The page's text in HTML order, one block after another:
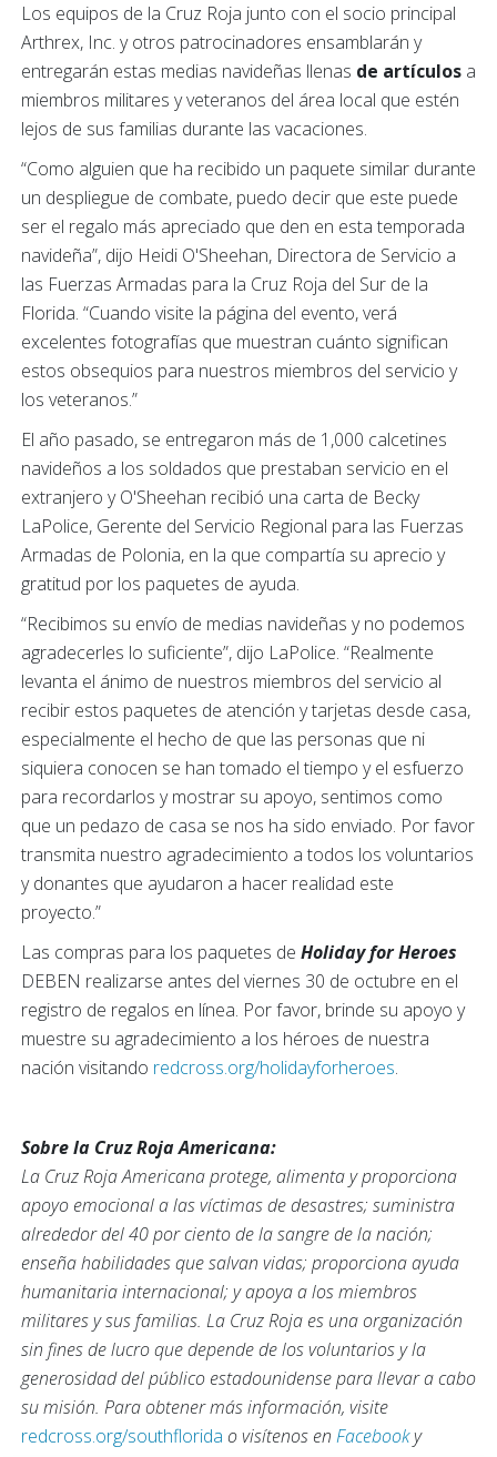
Los equipos de la Cruz Roja junto con el socio principal
Arthrex, Inc. y otros patrocinadores ensamblarán y
entregarán estas medias navideñas llenas de artículos a
miembros militares y veteranos del área local que estén
lejos de sus familias durante las vacaciones.
“Como alguien que ha recibido un paquete similar durante
un despliegue de combate, puedo decir que este puede
ser el regalo más apreciado que den en esta temporada
navideña”, dijo Heidi O'Sheehan, Directora de Servicio a
las Fuerzas Armadas para la Cruz Roja del Sur de la
Florida. “Cuando visite la página del evento, verá
excelentes fotografías que muestran cuánto significan
estos obsequios para nuestros miembros del servicio y
los veteranos.”
El año pasado, se entregaron más de 1,000 calcetines
navideños a los soldados que prestaban servicio en el
extranjero y O'Sheehan recibió una carta de Becky
LaPolice, Gerente del Servicio Regional para las Fuerzas
Armadas de Polonia, en la que compartía su aprecio y
gratitud por los paquetes de ayuda.
“Recibimos su envío de medias navideñas y no podemos
agradecerles lo suficiente”, dijo LaPolice. “Realmente
levanta el ánimo de nuestros miembros del servicio al
recibir estos paquetes de atención y tarjetas desde casa,
especialmente el hecho de que las personas que ni
siquiera conocen se han tomado el tiempo y el esfuerzo
para recordarlos y mostrar su apoyo, sentimos como
que un pedazo de casa se nos ha sido enviado. Por favor
transmita nuestro agradecimiento a todos los voluntarios
y donantes que ayudaron a hacer realidad este
proyecto.”
Las compras para los paquetes de Holiday for Heroes
DEBEN realizarse antes del viernes 30 de octubre en el
registro de regalos en línea. Por favor, brinde su apoyo y
muestre su agradecimiento a los héroes de nuestra
nación visitando redcross.org/holidayforheroes.
Sobre la Cruz Roja Americana:
La Cruz Roja Americana protege, alimenta y proporciona
apoyo emocional a las víctimas de desastres; suministra
alrededor del 40 por ciento de la sangre de la nación;
enseña habilidades que salvan vidas; proporciona ayuda
humanitaria internacional; y apoya a los miembros
militares y sus familias. La Cruz Roja es una organización
sin fines de lucro que depende de los voluntarios y la
generosidad del público estadounidense para llevar a cabo
su misión. Para obtener más información, visite
redcross.org/southflorida o visítenos en Facebooky